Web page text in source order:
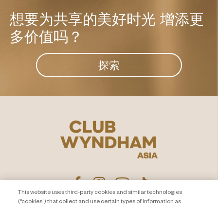
想要为共享的美好时光 增添更
多价值吗？
探索
This website uses third-party cookies and similar technologies
(“cookies”) that collect and use certain types of information as